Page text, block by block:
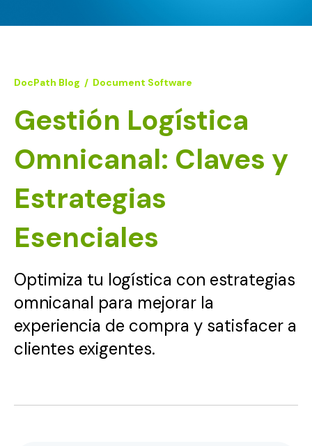
DocPath Blog / Document Software
Gestión Logística
Omnicanal: Claves y
Estrategias
Esenciales
Optimiza tu logística con estrategias
omnicanal para mejorar la
experiencia de compra y satisfacer a
clientes exigentes.